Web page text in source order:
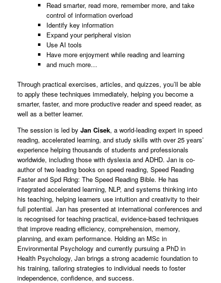
Read smarter, read more, remember more, and take
control of information overload
Identify key information
Expand your peripheral vision
Use AI tools
Have more enjoyment while reading and learning
and much more…
Through practical exercises, articles, and quizzes, you’ll be able
to apply these techniques immediately, helping you become a
smarter, faster, and more productive reader and speed reader, as
well as a better learner.
The session is led by Jan Cisek, a world-leading expert in speed
reading, accelerated learning, and study skills with over 25 years’
experience helping thousands of students and professionals
worldwide, including those with dyslexia and ADHD. Jan is co-
author of two leading books on speed reading, Speed Reading
Faster and Spd Rdng: The Speed Reading Bible. He has
integrated accelerated learning, NLP, and systems thinking into
his teaching, helping learners use intuition and creativity to their
full potential. Jan has presented at international conferences and
is recognised for teaching practical, evidence-based techniques
that improve reading efficiency, comprehension, memory,
planning, and exam performance. Holding an MSc in
Environmental Psychology and currently pursuing a PhD in
Health Psychology, Jan brings a strong academic foundation to
his training, tailoring strategies to individual needs to foster
independence, confidence, and success.